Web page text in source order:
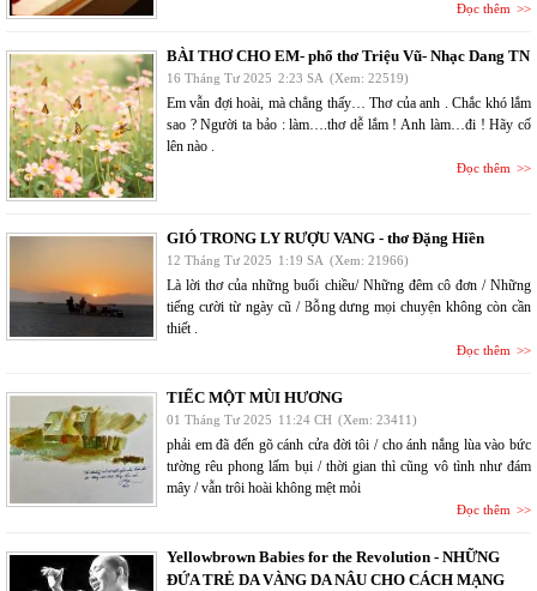
Đọc thêm
BÀI THƠ CHO EM- phổ thơ Triệu Vũ- Nhạc Dang TN
16 Tháng Tư 2025 2:23 SA (Xem: 22519)
Em vẫn đợi hoài, mà chẳng thấy… Thơ của anh . Chắc khó lắm
sao ? Người ta bảo : làm….thơ dễ lắm ! Anh làm…đi ! Hãy cố
lên nào .
Đọc thêm
GIÓ TRONG LY RƯỢU VANG - thơ Đặng Hiền
12 Tháng Tư 2025 1:19 SA (Xem: 21966)
Là lời thơ của những buổi chiều/ Những đêm cô đơn / Những
tiếng cười từ ngày cũ / Bỗng dưng mọi chuyện không còn cần
thiết .
Đọc thêm
TIẾC MỘT MÙI HƯƠNG
01 Tháng Tư 2025 11:24 CH (Xem: 23411)
phải em đã đến gõ cánh cửa đời tôi / cho ánh nắng lùa vào bức
tường rêu phong lấm bụi / thời gian thì cũng vô tình như đám
mây / vẫn trôi hoài không mệt mỏi
Đọc thêm
Yellowbrown Babies for the Revolution - NHỮNG
ĐỨA TRẺ DA VÀNG DA NÂU CHO CÁCH MẠNG